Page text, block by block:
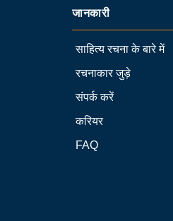
जानकारी
साहित्य रचना के बारे में
रचनाकार जुड़े
संपर्क करें
करियर
FAQ